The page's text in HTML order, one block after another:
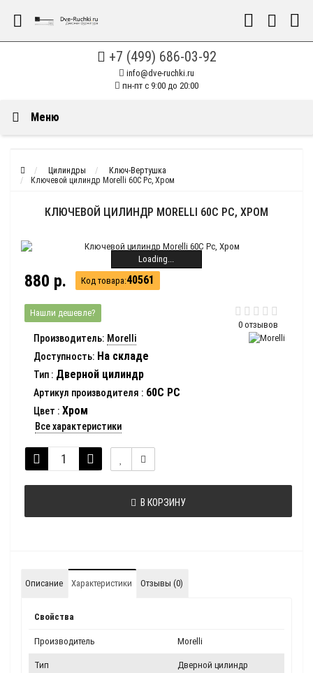
+7 (499) 686-03-92
info@dve-ruchki.ru
пн-пт с 9:00 до 20:00
Меню
Цилиндры
Ключ-Вертушка
Ключевой цилиндр Morelli 60C Pc, Хром
КЛЮЧЕВОЙ ЦИЛИНДР MORELLI 60C PC, ХРОМ
Loading...
0 отзывов
880 р. Код товара:40561
Нашли дешевле?
Производитель: Morelli
Доступность: На складе
Тип : Дверной цилиндр
Артикул производителя : 60C PC
Цвет : Хром
Все характеристики
В КОРЗИНУ
Описание Характеристики Отзывы (0)
Свойства
Производитель Morelli
Тип Дверной цилиндр